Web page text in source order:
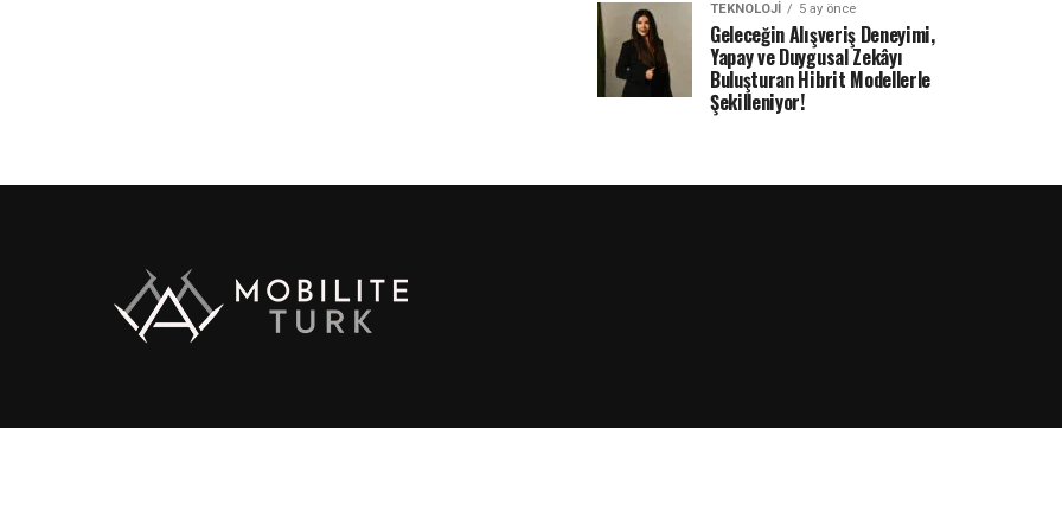
TEKNOLOJI 5 ay önce
Geleceğin Alışveriş Deneyimi,
Yapay ve Duygusal Zekâyı
Buluşturan Hibrit Modellerle
Şekilleniyor!